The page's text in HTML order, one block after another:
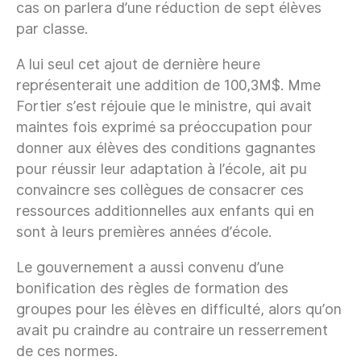
cas on parlera d’une réduction de sept élèves
par classe.
A lui seul cet ajout de dernière heure
représenterait une addition de 100,3M$. Mme
Fortier s’est réjouie que le ministre, qui avait
maintes fois exprimé sa préoccupation pour
donner aux élèves des conditions gagnantes
pour réussir leur adaptation à l’école, ait pu
convaincre ses collègues de consacrer ces
ressources additionnelles aux enfants qui en
sont à leurs premières années d’école.
Le gouvernement a aussi convenu d’une
bonification des règles de formation des
groupes pour les élèves en difficulté, alors qu’on
avait pu craindre au contraire un resserrement
de ces normes.